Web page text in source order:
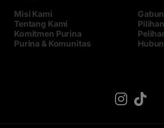
Misi Kami
Tentang Kami
Komitmen Purina
Purina & Komunitas